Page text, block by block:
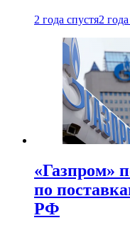
2 года спустя2
«Газпром»
по
РФ